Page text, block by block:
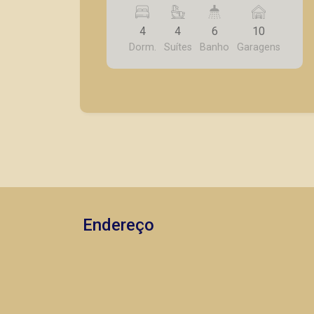
jardim, área de lazer com churrasqueira,
piscina, 10 vagas de garagem.
4
Dorm.
4
Suítes
6
Banho
10
Garagens
Endereço